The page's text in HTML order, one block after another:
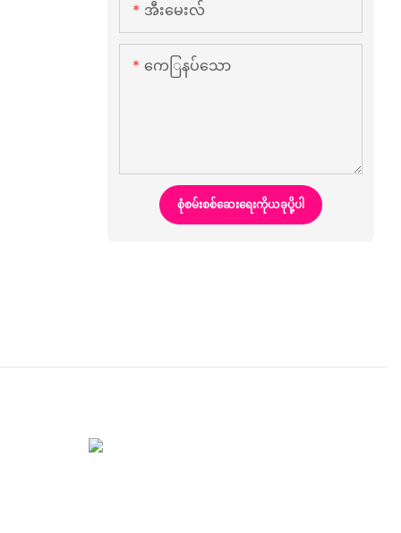
အီးမေးလ်
ကေြနပ်သော
စုံစမ်းစစ်ဆေးရေးကိုယခုပို့ပါ